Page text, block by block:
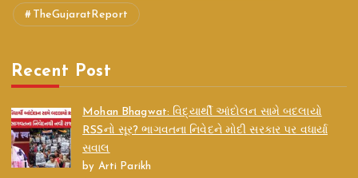
TheGujaratReport
Recent Post
Mohan Bhagwat: વિદ્યાર્થી આંદોલન સામે બદલાયો
RSSનો સૂર? ભાગવતના નિવેદને મોદી સરકાર પર વધાર્યા
સવાલ
by Arti Parikh